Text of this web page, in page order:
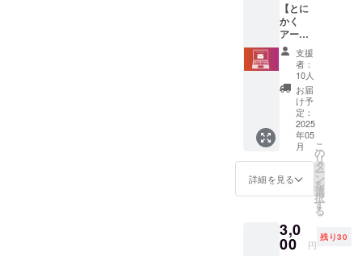
【とに
かく
アース
グラン
プリを
応援】
・サン
クス
メール
支援
者：
10人
お届
け予
定：
2025
年05
月
詳細を見る
こ
の
リ
タ
ー
ン
を
選
択
す
る
3,0
00 円
残り30